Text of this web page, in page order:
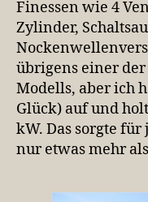
Finessen wie 4
Zylinder,
übrigens einer
Modells, aber ich
Glück) auf und
kW. Das sorgte
nur etwas mehr